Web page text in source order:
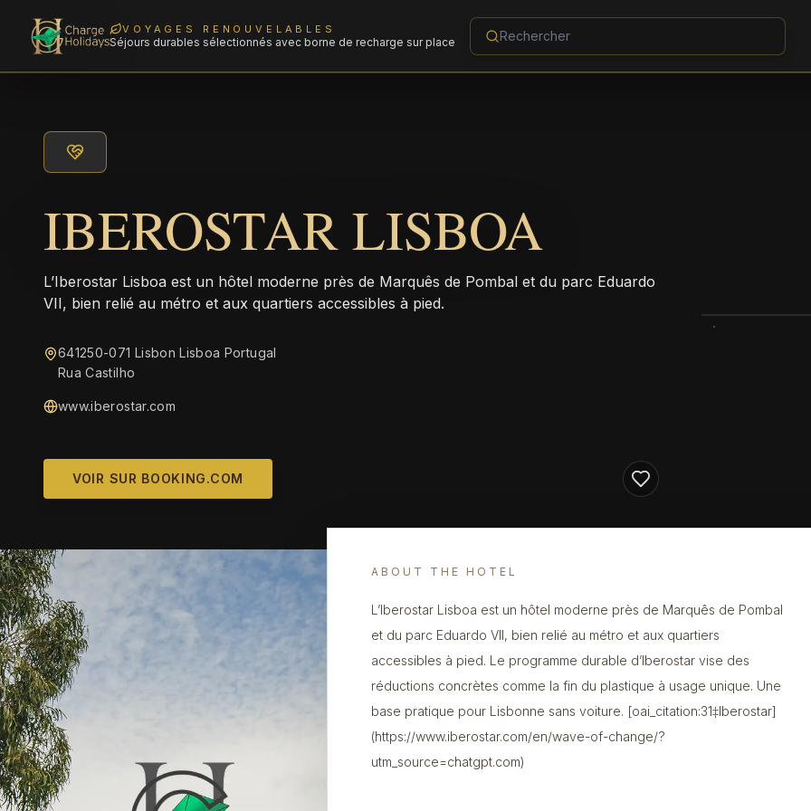
VOYAGES RENOUVELABLES
Séjours durables sélectionnés avec borne de recharge sur place
IBEROSTAR LISBOA
L’Iberostar Lisboa est un hôtel moderne près de Marquês de Pombal et du parc Eduardo
VII, bien relié au métro et aux quartiers accessibles à pied.
641250-071 Lisbon Lisboa Portugal
Rua Castilho
www.iberostar.com
VOIR SUR BOOKING.COM
ABOUT THE HOTEL
L’Iberostar Lisboa est un hôtel moderne près de Marquês de Pombal
et du parc Eduardo VII, bien relié au métro et aux quartiers
accessibles à pied. Le programme durable d’Iberostar vise des
réductions concrètes comme la fin du plastique à usage unique. Une
base pratique pour Lisbonne sans voiture. [oai_citation:31‡Iberostar]
(https://www.iberostar.com/en/wave-of-change/?
utm_source=chatgpt.com)